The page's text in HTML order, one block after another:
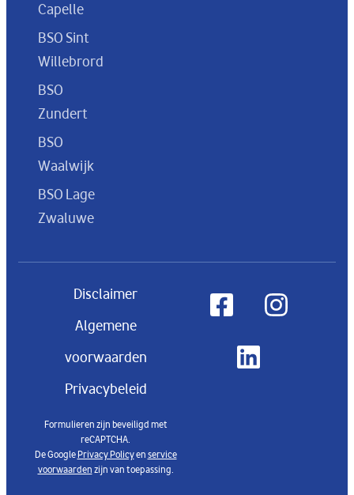
Capelle
BSO Sint
Willebrord
BSO
Zundert
BSO
Waalwijk
BSO Lage
Zwaluwe
Disclaimer
Algemene
voorwaarden
Privacybeleid
Formulieren zijn beveiligd met
reCAPTCHA.
De GooglePrivacy Policyenservice
voorwaardenzijn van toepassing.